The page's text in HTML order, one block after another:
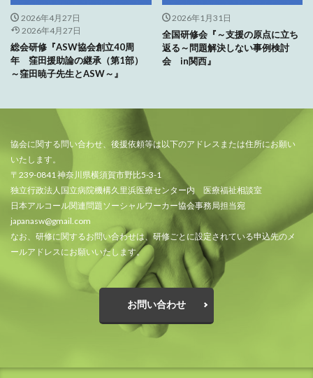
2026年4月27日
2026年4月27日
総会研修『ASW協会創立40周
年 窪田援助論の継承（第1部）
～窪田暁子先生とASW～』
2026年1月31日
全国研修会『～支援の原点に立ち
返る～問題解決しない事例検討
会 in関西』
協会に関する問い合わせ、後援依頼等は以下のアドレスまたは住所にお願い
いたします。
〒239-0841 神奈川県横須賀市野比5-3-1
独立行政法人国立病院機構久里浜医療センター内 医療福祉相談室
日本アルコール関連問題ソーシャルワーカー協会事務局担当宛
japanasw@gmail.com
なお、研修に関するお問い合わせは、研修ごとに設定されている申込先のメ
ールアドレスにお願いいたします。
お問い合わせ